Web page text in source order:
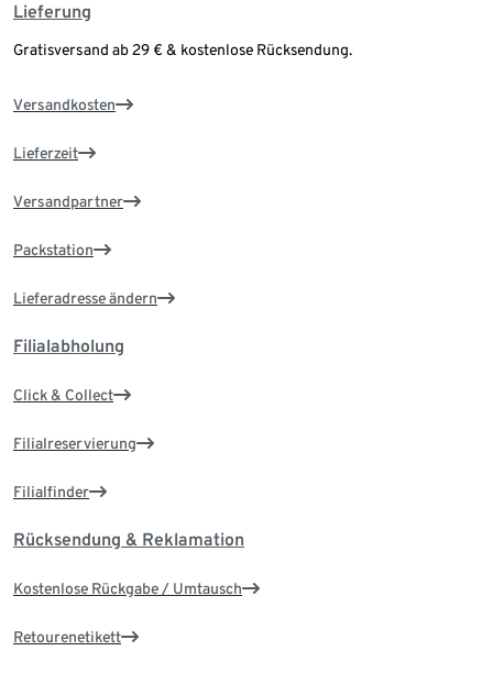
Lieferung
Gratisversand ab 29 € & kostenlose Rücksendung.
Versandkosten
Lieferzeit
Versandpartner
Packstation
Lieferadresse ändern
Filialabholung
Click & Collect
Filialreservierung
Filialfinder
Rücksendung & Reklamation
Kostenlose Rückgabe / Umtausch
Retourenetikett